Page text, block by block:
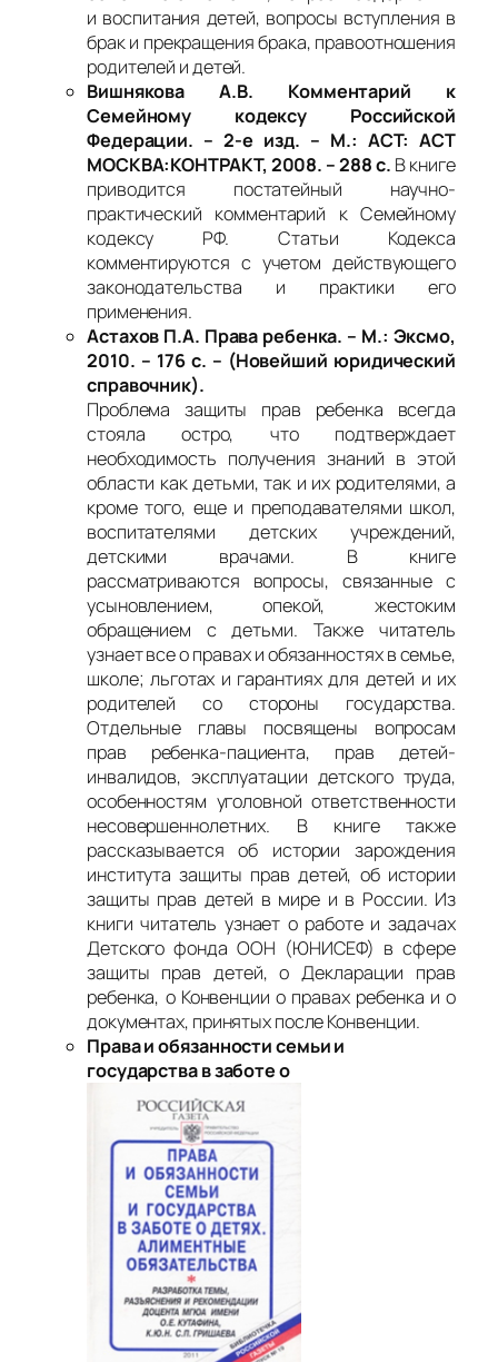
и воспитания детей, вопросы вступления в
брак и прекращения брака, правоотношения
родителей и детей.
Вишнякова А.В. Комментарий к
Семейному кодексу Российской
Федерации. – 2-е изд. – М.: АСТ: АСТ
МОСКВА:КОНТРАКТ, 2008. – 288 с. В книге
приводится постатейный научно-
практический комментарий к Семейному
кодексу РФ. Статьи Кодекса
комментируются с учетом действующего
законодательства и практики его
применения.
Астахов П.А. Права ребенка. – М.: Эксмо,
2010. – 176 с. – (Новейший юридический
справочник).
Проблема защиты прав ребенка всегда
стояла остро, что подтверждает
необходимость получения знаний в этой
области как детьми, так и их родителями, а
кроме того, еще и преподавателями школ,
воспитателями детских учреждений,
детскими врачами. В книге
рассматриваются вопросы, связанные с
усыновлением, опекой, жестоким
обращением с детьми. Также читатель
узнает все о правах и обязанностях в семье,
школе; льготах и гарантиях для детей и их
родителей со стороны государства.
Отдельные главы посвящены вопросам
прав ребенка-пациента, прав детей-
инвалидов, эксплуатации детского труда,
особенностям уголовной ответственности
несовершеннолетних. В книге также
рассказывается об истории зарождения
института защиты прав детей, об истории
защиты прав детей в мире и в России. Из
книги читатель узнает о работе и задачах
Детского фонда ООН (ЮНИСЕФ) в сфере
защиты прав детей, о Декларации прав
ребенка, о Конвенции о правах ребенка и о
документах, принятых после Конвенции.
Права и обязанности семьи и
государства в заботе о